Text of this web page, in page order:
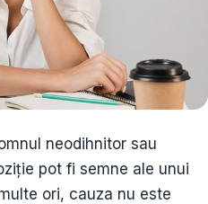
neodihnitor sau
pot fi semne ale unui
ori, cauza nu este